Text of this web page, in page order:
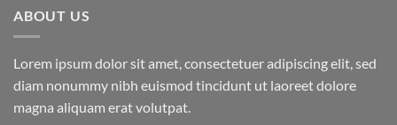
ABOUT US
Lorem ipsum dolor sit amet, consectetuer adipiscing elit, sed
diam nonummy nibh euismod tincidunt ut laoreet dolore
magna aliquam erat volutpat.